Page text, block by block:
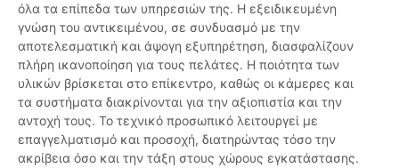
όλα τα επίπεδα των υπηρεσιών της. Η εξειδικευμένη
γνώση του αντικειμένου, σε συνδυασμό με την
αποτελεσματική και άψογη εξυπηρέτηση, διασφαλίζουν
πλήρη ικανοποίηση για τους πελάτες. Η ποιότητα των
υλικών βρίσκεται στο επίκεντρο, καθώς οι κάμερες και
τα συστήματα διακρίνονται για την αξιοπιστία και την
αντοχή τους. Το τεχνικό προσωπικό λειτουργεί με
επαγγελματισμό και προσοχή, διατηρώντας τόσο την
ακρίβεια όσο και την τάξη στους χώρους εγκατάστασης.